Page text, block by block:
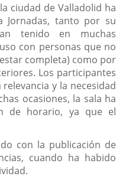
ciudad de Valladolid ha
Jornadas, tanto por su
tenido en muchas
con personas que no
completa) como por
Los participantes
y la necesidad
ocasiones, la sala ha
de horario, ya que el
con la publicación de
cuando ha habido